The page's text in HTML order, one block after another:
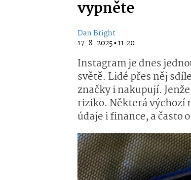
vypněte
Dan Bright
17. 8. 2025 ▪ 11:20
Instagram je dnes
světě. Lidé přes něj
značky i nakupují.
riziko. Některá výchozí
údaje i finance, a často